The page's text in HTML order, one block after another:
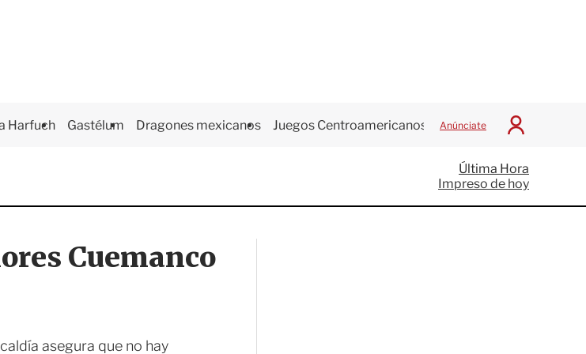
Harfuch Gastélum Dragones mexicanos Juegos Centroamericanos Anúnciate
I
c
i
a
Última Hora
Impreso de hoy
Cuemanco
asegura que no hay